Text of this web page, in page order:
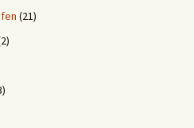
(21)